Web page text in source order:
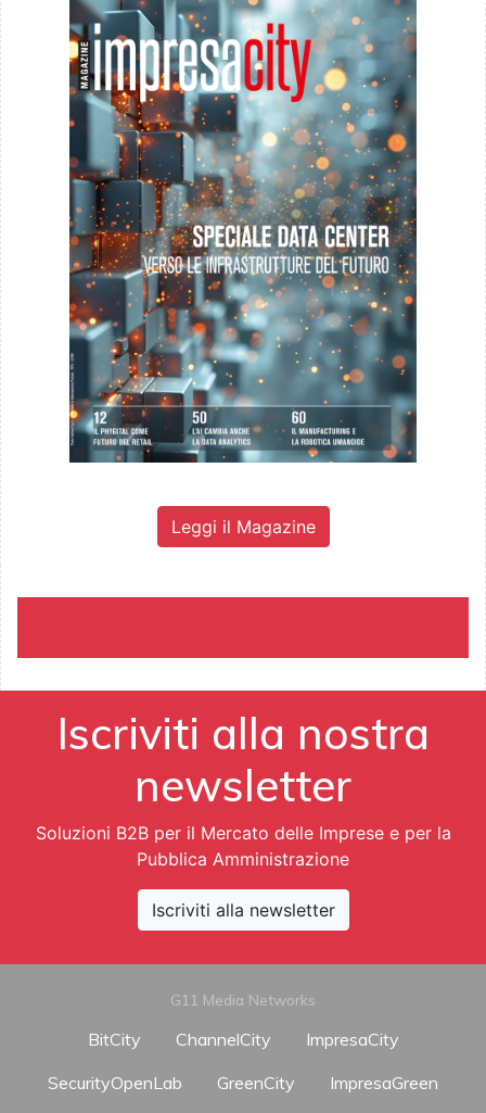
Leggi il Magazine
Iscriviti alla nostra
newsletter
Soluzioni B2B per il Mercato delle Imprese e per la
Pubblica Amministrazione
Iscriviti alla newsletter
G11 Media Networks
BitCity ChannelCity
ImpresaCity
SecurityOpenLab
GreenCity
ImpresaGreen